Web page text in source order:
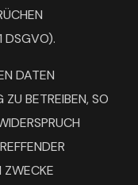
DSGVO).
DATEN
ZU BETREIBEN, SO
ZWECKE